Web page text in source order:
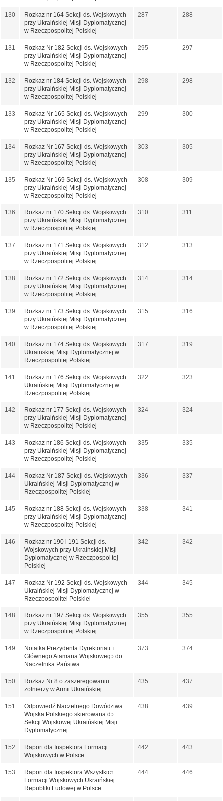
130
Rozkaz nr 164 Sekcji ds. Wojskowych
przy Ukraińskiej Misji Dyplomatycznej
w Rzeczpospolitej Polskiej
287 288
131
Rozkaz Nr 182 Sekcji ds. Wojskowych
przy Ukraińskiej Misji Dyplomatycznej
w Rzeczpospolitej Polskiej
295 297
132
Rozkaz nr 184 Sekcji ds. Wojskowych
przy Ukraińskiej Misji Dyplomatycznej
w Rzeczpospolitej Polskiej
298 298
133
Rozkaz Nr 165 Sekcji ds. Wojskowych
przy Ukraińskiej Misji Dyplomatycznej
w Rzeczpospolitej Polskiej
299 300
134
Rozkaz Nr 167 Sekcji ds. Wojskowych
przy Ukraińskiej Misji Dyplomatycznej
w Rzeczpospolitej Polskiej
303 305
135
Rozkaz Nr 169 Sekcji ds. Wojskowych
przy Ukraińskiej Misji Dyplomatycznej
w Rzeczpospolitej Polskiej
308 309
136
Rozkaz nr 170 Sekcji ds. Wojskowych
przy Ukraińskiej Misji Dyplomatycznej
w Rzeczpospolitej Polskiej
310 311
137
Rozkaz nr 171 Sekcji ds. Wojskowych
przy Ukraińskiej Misji Dyplomatycznej
w Rzeczpospolitej Polskiej
312 313
138
Rozkaz nr 172 Sekcji ds. Wojskowych
przy Ukraińskiej Misji Dyplomatycznej
w Rzeczpospolitej Polskiej
314 314
139
Rozkaz nr 173 Sekcji ds. Wojskowych
przy Ukraińskiej Misji Dyplomatycznej
w Rzeczpospolitej Polskiej
315 316
140
Rozkaz nr 174 Sekcji ds. Wojskowych
Ukrainskiej Misji Dyplomatycznej w
Rzeczpospolitej Polskiej
317 319
141
Rozkaz nr 176 Sekcji ds. Wojskowych
Ukraińskiej Misji Dyplomatycznej w
Rzeczpospolitej Polskiej
322 323
142
Rozkaz nr 177 Sekcji ds. Wojskowych
przy Ukraińskiej Misji Dyplomatycznej
w Rzeczpospolitej Polskiej
324 324
143
Rozkaz nr 186 Sekcji ds. Wojskowych
przy Ukraińskiej Misji Dyplomatycznej
w Rzeczpospolitej Polskiej
335 335
144
Rozkaz Nr 187 Sekcji ds. Wojskowych
Ukraińskiej Misji Dyplomatycznej w
Rzeczpospolitej Polskiej
336 337
145
Rozkaz nr 188 Sekcji ds. Wojskowych
przy Ukraińskiej Misji Dyplomatycznej
w Rzeczpospolitej Polskiej
338 341
146
Rozkaz nr 190 i 191 Sekcji ds.
Wojskowych przy Ukraińskiej Misji
Dyplomatycznej w Rzeczpospolitej
Polskiej
342 342
147
Rozkaz Nr 192 Sekcji ds. Wojskowych
Ukraińskiej Misji Dyplomatycznej w
Rzeczpospolitej Polskiej
344 345
148
Rozkaz nr 197 Sekcji ds. Wojskowych
przy Ukraińskiej Misji Dyplomatycznej
w Rzeczpospolitej Polskiej
355 355
149
Notatka Prezydenta Dyrektoriatu i
Głównego Atamana Wojskowego do
Naczelnika Państwa.
373 374
150
Rozkaz Nr 8 o zaszeregowaniu
żołnierzy w Armii Ukraińskiej
435 437
151
Odpowiedź Naczelnego Dowództwa
Wojska Polskiego skierowana do
Sekcji Wojskowej Ukraińskiej Misji
Dyplomatycznej.
438 439
152
Raport dla Inspektora Formacji
Wojskowych w Polsce
442 443
153
Raport dla Inspektora Wszystkich
Formacji Wojskowych Ukraińskiej
Republiki Ludowej w Polsce
444 446